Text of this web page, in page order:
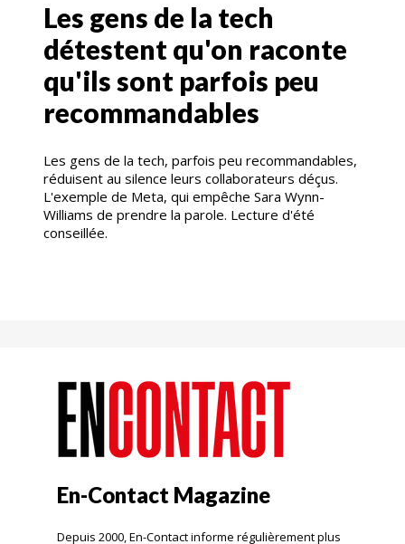
Les gens de la tech
détestent qu'on raconte
qu'ils sont parfois peu
recommandables
Les gens de la tech, parfois peu recommandables,
réduisent au silence leurs collaborateurs déçus.
L'exemple de Meta, qui empêche Sara Wynn-
Williams de prendre la parole. Lecture d'été
conseillée.
En-Contact Magazine
Depuis 2000, En-Contact informe régulièrement plus